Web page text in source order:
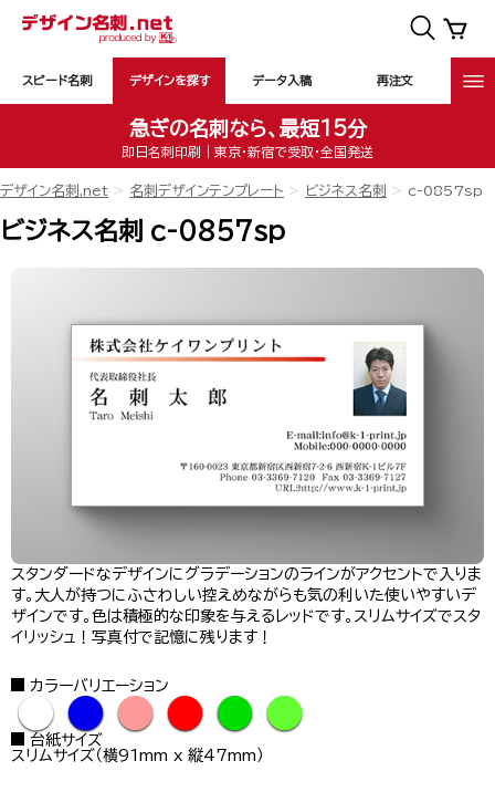
スピード名刺 デザインを探す データ入稿 再注文
急ぎの名刺なら、最短15分
即日名刺印刷｜東京・新宿で受取・全国発送
デザイン名刺.net 名刺デザインテンプレート ビジネス名刺 c-0857sp
ビジネス名刺 c-0857sp
スタンダードなデザインにグラデーションのラインがアクセントで入りま
す。大人が持つにふさわしい控えめながらも気の利いた使いやすいデ
ザインです。色は積極的な印象を与えるレッドです。スリムサイズでスタ
イリッシュ！写真付で記憶に残ります！
カラーバリエーション
● ● ● ● ● ●
台紙サイズ
スリムサイズ（横91mm x 縦47mm）